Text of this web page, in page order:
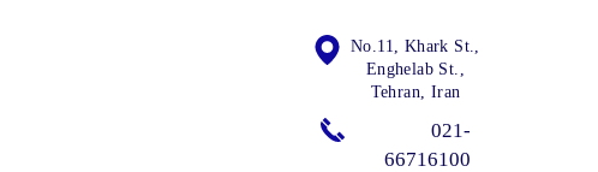
021-
66716100
No.11, Khark St.,
Enghelab St.,
Tehran, Iran